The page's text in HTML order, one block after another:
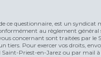
ce questionnaire, est un
au règlement
concernant sont traitées par
tiers. Pour exercer vos droits,
Priest-en-Jarez ou par mail à